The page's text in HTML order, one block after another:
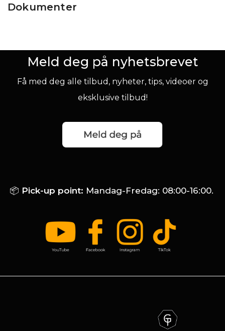
Dokumenter
Meld deg på nyhetsbrevet
Få med deg alle tilbud, nyheter, tips, videoer og
eksklusive tilbud!
📦 Pick-up point: Mandag-Fredag: 08:00-16:00.